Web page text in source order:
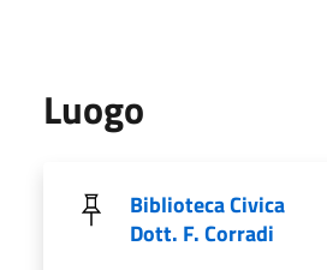
Luogo
Biblioteca Civica
Dott. F. Corradi